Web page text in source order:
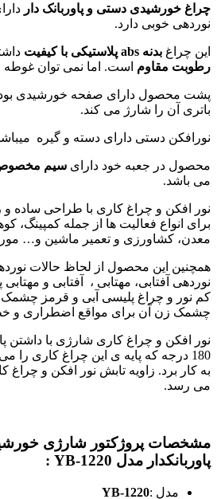
چراغ خورشیدی دستی و پاوربانک دار
نوردهی خوبی دارد.
این چراغ بدنه abs پلاستیکی با کیفیت
رطوبت مقاوم است. اما نمی توان غوطه
پشت محصول دارای صفحه خورشیدی
باتری آن را شارژ می کند.
نورافکن دستی دارای دسته و گیره
محصول در جعبه خود دارای سیم
می باشد.
نور افکن و چراغ کاری با طراحی ساده و
برای انواع فعالیت ها از جمله کمپینگ،
معدن، کشاورزی و تعمیر ماشین و… مورد
همچنین این محصول از لحاظ حالات
نوردهی آفتابی، مهتابی ، آفتابی و مهتابی
کم نور و چراغ پلیسی آبی و قرمز
چشمک زن آن برای مواقع اضطراری و
نور افکن و چراغ کاری شارژی با داشتن
180 درجه که پایه ی این چراغ کاری را
می رسد.
مشخصات پروژکتور شارژی
پاوربانکدار مدل YB-1220 :
مدل :YB-1220